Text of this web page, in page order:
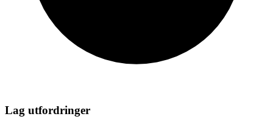
Lag utfordringer